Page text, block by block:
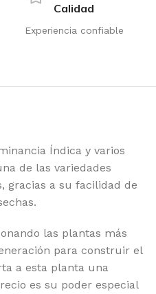
Calidad
Experiencia confiable
Índica y varios
de las variedades
gracias a su facilidad de
las plantas más
para construir el
a esta planta una
es su poder especial